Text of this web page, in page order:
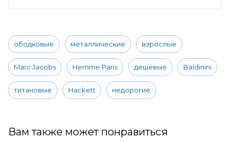
ободковые металлические взрослые
Marc Jacobs Hemme Paris дешевые Baldinini
титановые Hackett недорогие
Вам также может понравиться